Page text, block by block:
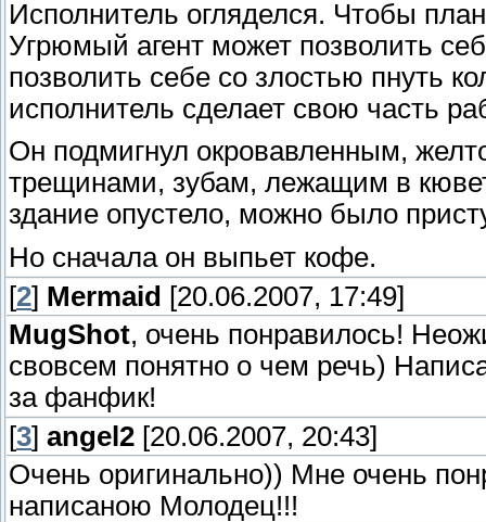
Исполнитель огляделся. Чтобы
Угрюмый агент может позволить
позволить себе со злостью пнуть
исполнитель сделает свою часть
Он подмигнул окровавленным,
трещинами, зубам, лежащим в
здание опустело, можно было
Но сначала он выпьет кофе.
[2] Mermaid [20.06.2007, 17:49]
MugShot, очень понравилось!
свовсем понятно о чем речь)
за фанфик!
[3] angel2 [20.06.2007, 20:43]
Очень оригинально)) Мне очень
написаною Молодец!!!